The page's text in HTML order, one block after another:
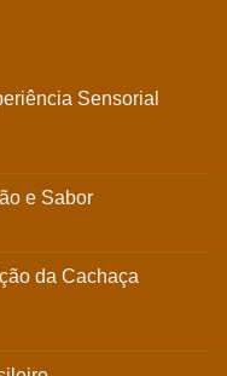
Sensorial
e Sabor
da Cachaça